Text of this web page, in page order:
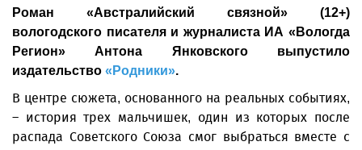
Роман «Австралийский связной» (12+)
вологодского писателя и журналиста ИА «Вологда
Регион» Антона Янковского выпустило
издательство «Родники».
В центре сюжета, основанного на реальных событиях,
– история трех мальчишек, один из которых после
распада Советского Союза смог выбраться вместе с